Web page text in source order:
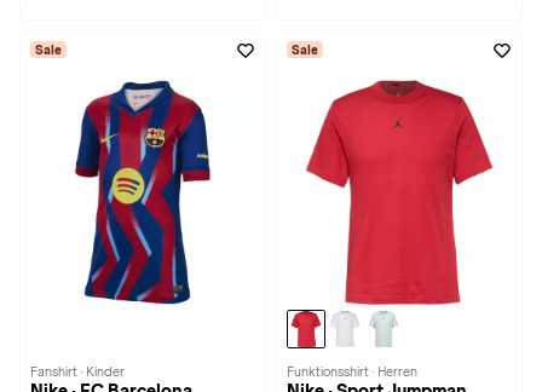
Sale
Fanshirt · Kinder
Sale
Funktionsshirt · Herren